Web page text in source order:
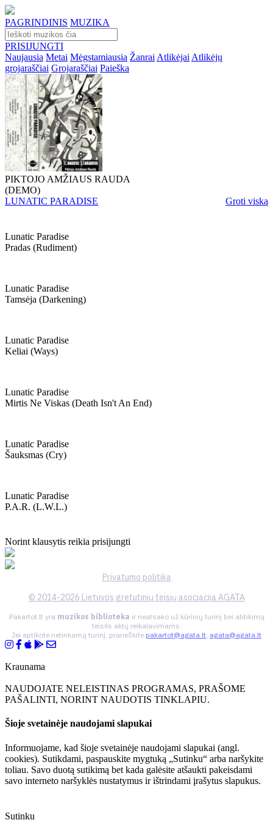
PAGRINDINIS MUZIKA
PRISIJUNGTI
Naujausia Metai Mėgstamiausia Žanrai Atlikėjai Atlikėjų
grojaraščiai Grojaraščiai Paieška
PIKTOJO AMŽIAUS RAUDA
(DEMO)
LUNATIC PARADISE
Groti viską
Lunatic Paradise
Pradas (rudiment)
Lunatic Paradise
Tamsėja (darkening)
Lunatic Paradise
Keliai (ways)
Lunatic Paradise
Mirtis Ne Viskas (death Isn't An End)
Lunatic Paradise
Šauksmas (cry)
Lunatic Paradise
P.a.r. (l.w.l.)
Norint klausytis reikia prisijungti
Privatumo politika
© 2014-2026 Lietuvos gretutinių teisių asociacija AGATA
Pakartot.lt yra muzikos biblioteka ir neatsako už kūrinių turinį bei atitikimą
teisės aktų reikalavimams.
Jei aptikote netinkamą turinį, praneškite pakartot@agata.lt, agata@agata.lt
Kraunama
NAUDOJATE NELEISTINAS PROGRAMAS, PRAŠOME
PAŠALINTI, NORINT NAUDOTIS TINKLAPIU.
Šioje svetainėje naudojami slapukai
Informuojame, kad šioje svetainėje naudojami slapukai (angl.
cookies). Sutikdami, paspauskite mygtuką „Sutinku“ arba naršykite
toliau. Savo duotą sutikimą bet kada galėsite atšaukti pakeisdami
savo interneto naršyklės nustatymus ir ištrindami įrašytus slapukus.
Sutinku